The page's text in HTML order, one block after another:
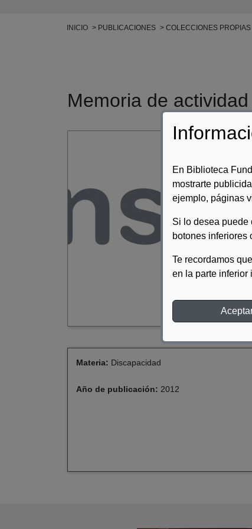
En Biblioteca
mostrarte
ejemplo, páginas
Si lo desea puede
botones inferiores
Te recordamos
en la parte inferior
Ruta de navegación
INICIO PUBLICACIONES COLECCIONES PROPIAS
Memoria de
Materia: Discapacidad
Año de publicación: 2012